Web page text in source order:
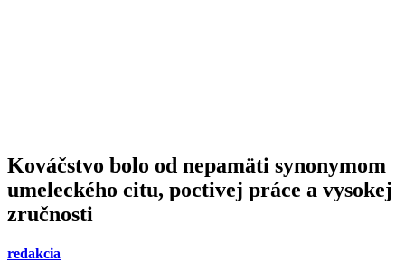
Kováčstvo bolo od nepamäti synonymom
umeleckého citu, poctivej práce a vysokej
zručnosti
redakcia